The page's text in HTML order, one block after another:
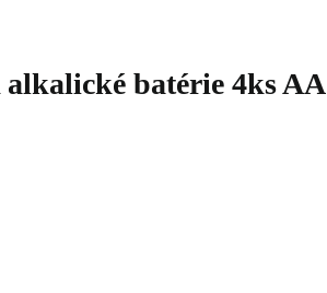
batérie 4ks AA